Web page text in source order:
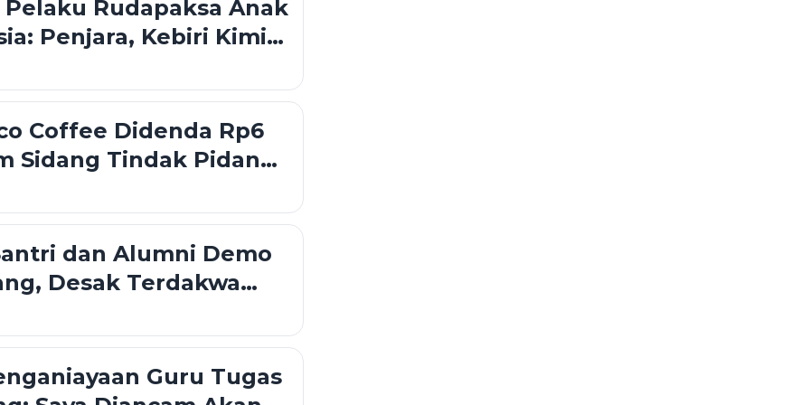
Rudapaksa Anak
Penjara, Kebiri Kimia
Elektronik
Coffee Didenda Rp6
Sidang Tindak Pidana
dan Alumni Demo
Desak Terdakwa
Guru Tugas Dihukum
Guru Tugas